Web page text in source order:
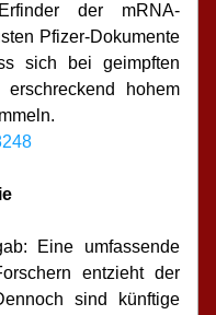
der mRNA-
Pfizer-Dokumente
sich bei geimpften
hohem
Eine umfassende
entzieht der
sind künftige